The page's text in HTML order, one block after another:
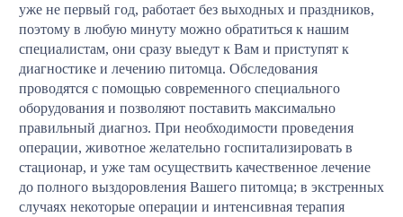
уже не первый год, работает без выходных и праздников,
поэтому в любую минуту можно обратиться к нашим
специалистам, они сразу выедут к Вам и приступят к
диагностике и лечению питомца. Обследования
проводятся с помощью современного специального
оборудования и позволяют поставить максимально
правильный диагноз. При необходимости проведения
операции, животное желательно госпитализировать в
стационар, и уже там осуществить качественное лечение
до полного выздоровления Вашего питомца; в экстренных
случаях некоторые операции и интенсивная терапия